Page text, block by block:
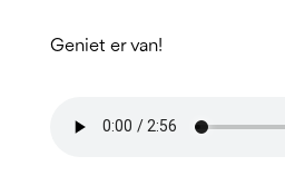
Geniet er van!